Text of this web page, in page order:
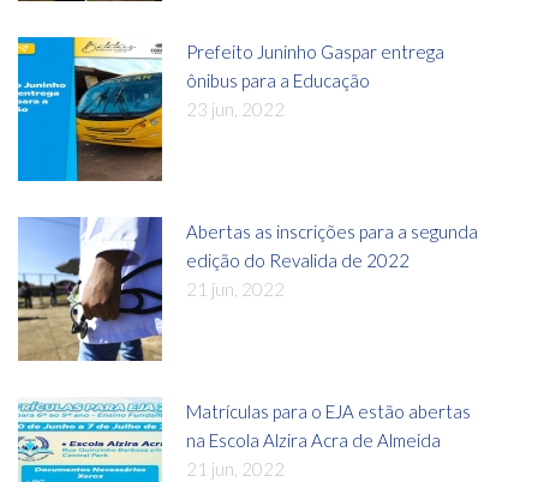
Prefeito Juninho Gaspar entrega
ônibus para a Educação
23 jun, 2022
Abertas as inscrições para a segunda
edição do Revalida de 2022
21 jun, 2022
Matrículas para o EJA estão abertas
na Escola Alzira Acra de Almeida
21 jun, 2022